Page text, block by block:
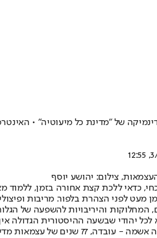
של "מדינת כל מיעוטיה" •
3/
צילום: יהושע יוסף
כדאי ללכת קצת אחורה בזמן, ללמוד
מעט לפני הצהרת בלפור. מריבות
המחלוקות והיריבויות להשפעה של
יהודי שבשעה ההיסטורית הגדולה
ואנחנו עדין מפוצלים וזועמים.